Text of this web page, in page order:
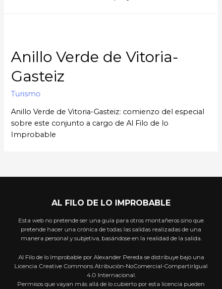
Anillo Verde de Vitoria-
Gasteiz
Turismo
Anillo Verde de Vitoria-Gasteiz: comienzo del especial
sobre este conjunto a cargo de Al Filo de lo
Improbable
AL FILO DE LO IMPROBABLE
Esta web no pretende ser una guía para otros montañeros sino que
pretende hacer una crónica de todas las salidas realizadas de una
manera personal y subjetiva, basándose en la realidad de la salida.
Al Filo de lo Improbable por Alexander Pereda se distribuye bajo una
Licencia Creative Commons Atribución-NoComercial-CompartirIgual
4.0 Internacional.
Permisos que vayan más allá de lo cubierto por esta licencia pueden